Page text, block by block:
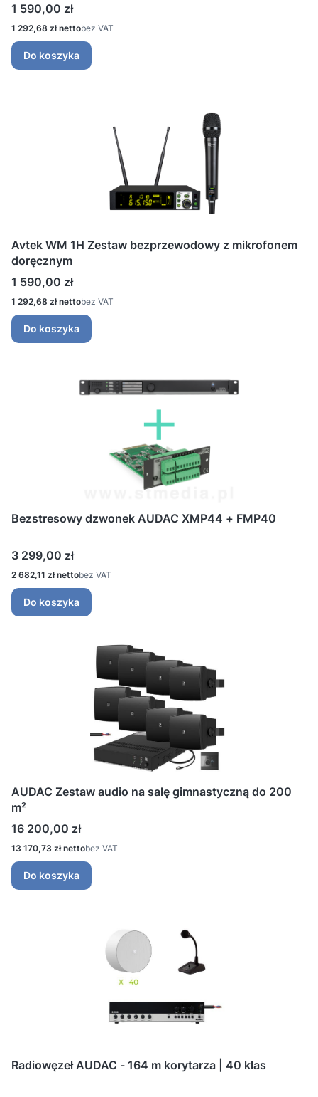
Cena
1 590,00 zł
Cena
1 292,68 zł bez VAT
Do koszyka
Avtek WM 1H Zestaw bezprzewodowy z mikrofonem
doręcznym
Cena
1 590,00 zł
Cena
1 292,68 zł bez VAT
Do koszyka
Bezstresowy dzwonek AUDAC XMP44 + FMP40
Cena
3 299,00 zł
Cena
2 682,11 zł bez VAT
Do koszyka
AUDAC Zestaw audio na salę gimnastyczną do 200
m²
Cena
16 200,00 zł
Cena
13 170,73 zł bez VAT
Do koszyka
Radiowęzeł AUDAC - 164 m korytarza | 40 klas